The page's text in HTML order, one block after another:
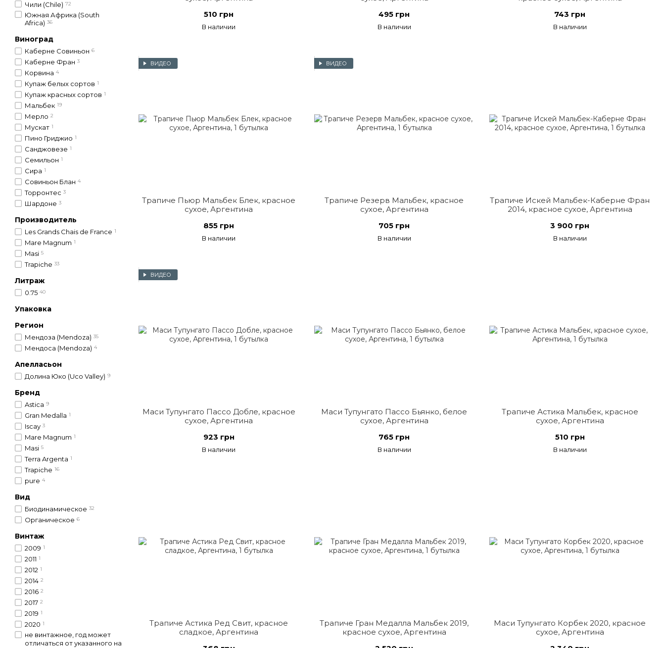
510 грн
В наличии
495 грн
В наличии
743 грн
В наличии
ВИДЕО
Трапиче Пьюр Мальбек Блек, красное
сухое, Аргентина
855 грн
В наличии
ВИДЕО
Трапиче Резерв Мальбек, красное
сухое, Аргентина
705 грн
В наличии
Трапиче Искей Мальбек-Каберне Фран
2014, красное сухое, Аргентина
3 900 грн
В наличии
ВИДЕО
Маси Тупунгато Пассо Добле, красное
сухое, Аргентина
923 грн
В наличии
Маси Тупунгато Пассо Бьянко, белое
сухое, Аргентина
765 грн
В наличии
Трапиче Астика Мальбек, красное
сухое, Аргентина
510 грн
В наличии
Трапиче Астика Ред Свит, красное
сладкое, Аргентина
Трапиче Гран Медалла Мальбек 2019,
красное сухое, Аргентина
Маси Тупунгато Корбек 2020, красное
сухое, Аргентина
Чили (Chile) 72
Южная Африка (South
Africa) 36
Виноград
Каберне Совиньон 6
Каберне Фран 3
Корвина 4
Купаж белых сортов 1
Купаж красных сортов 1
Мальбек 19
Мерло 2
Мускат 1
Пино Гриджио 1
Санджовезе 1
Семильон 1
Сира 1
Совиньон Блан 4
Торронтес 3
Шардоне 3
Производитель
Les Grands Chais de France 1
Mare Magnum 1
Masi 5
Trapiche 33
Литраж
0.75 40
Упаковка
Регион
Мендоза (Mendoza) 35
Мендоса (Mendoza) 4
Апелласьон
Долина Юко (Uco Valley) 9
Бренд
Astica 9
Gran Medalla 1
Iscay 3
Mare Magnum 1
Masi 5
Terra Argenta 1
Trapiche 16
pure 4
Вид
Биодинамическое 32
Органическое 6
Винтаж
2009 1
2011 1
2012 1
2014 2
2016 2
2017 2
2019 1
2020 1
не винтажное, год может
отличаться от указанного на